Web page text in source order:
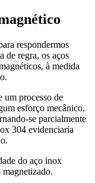
respondermos
de regra, os aços
à medida
um processo de
esforço mecânico,
se parcialmente
304 evidenciaria
do aço inox
magnetizado.